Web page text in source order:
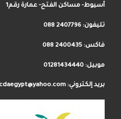
أسيوط- مساكن الفتح- عمارة رقم1
تليفون: 2407796 088
فاكس: 2400435 088
موبيل: 01281434440
بريد إلكتروني: acdaegypt@yahoo.com